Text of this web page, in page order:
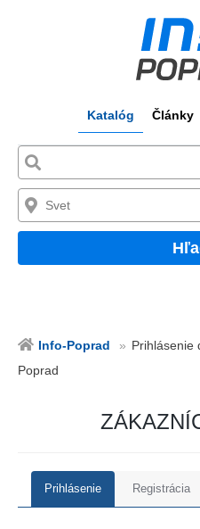
Katalóg Články
Info-Poprad
Prihlásenie
Poprad
Prihlásenie Registrácia